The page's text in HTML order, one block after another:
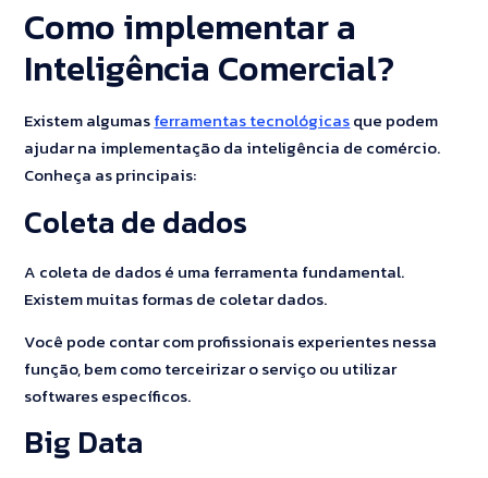
Como implementar a
Inteligência Comercial?
Existem algumasferramentas tecnológicasque podem
ajudar na implementação da inteligência de comércio.
Conheça as principais:
Coleta de dados
A coleta de dados é uma ferramenta fundamental.
Existem muitas formas de coletar dados.
Você pode contar com profissionais experientes nessa
função, bem como terceirizar o serviço ou utilizar
softwares específicos.
Big Data